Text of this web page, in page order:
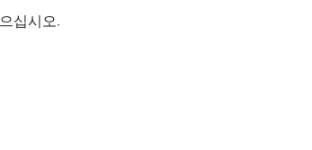
십시오.